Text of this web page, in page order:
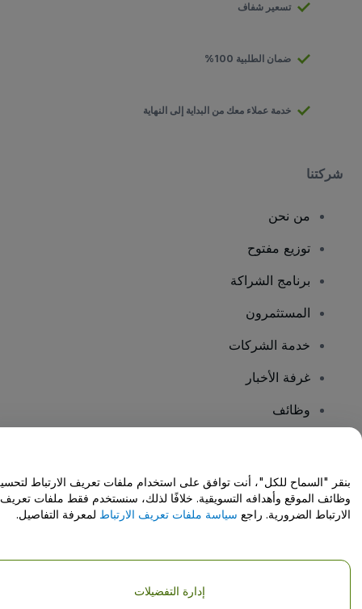
تسعير شفاف
ضمان الطلبية 100%
خدمة عملاء معك من البداية إلى النهاية
شركتنا
من نحن
توزيع مفتوح
برنامج الشراكة
المستثمرون
خدمة الشركات
غرفة الأخبار
وظائف
مركز المساعدة / اتصل بنا
حقوق النشر © شركة فياجوجو المحدودة 2026
تفاصيل الشركة
بنقر "السماح للكل"، أنت توافق على استخدام ملفات تعريف الارتباط
وظائف الموقع وأهدافه التسويقية. خلافًا لذلك، سنستخدم فقط ملفات تعريف
الارتباط الضرورية. راجع سياسة ملفات تعريف الارتباط لمعرفة التفاصيل.
إدارة التفضيلات